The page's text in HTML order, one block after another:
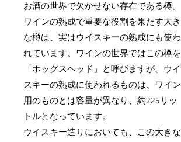
お酒の世界で欠かせない存在である樽。
ワインの熟成で重要な役割を果たす大き
な樽は、実はウイスキーの熟成にも使わ
れています。ワインの世界ではこの樽を
「ホッグスヘッド」と呼びますが、ウイ
スキーの熟成に使われるものは、ワイン
用のものとは容量が異なり、約225リッ
トルとなっています。
ウイスキー造りにおいても、この大きな